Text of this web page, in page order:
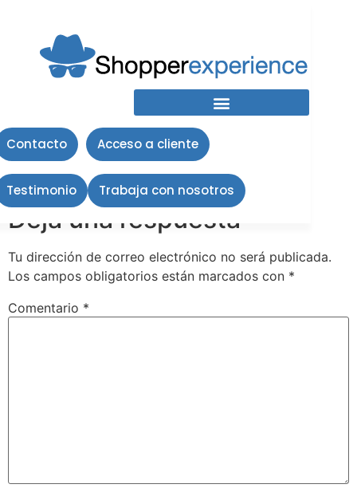
Contacto Acceso a cliente
Testimonio Trabaja con nosotros
image004
Deja una respuesta
Tu dirección de correo electrónico no será publicada.
Los campos obligatorios están marcados con *
Comentario *